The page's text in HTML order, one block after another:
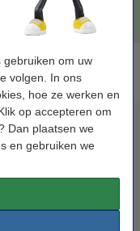
gebruiken om uw
volgen. In ons
hoe ze werken en
op accepteren om
Dan plaatsen we
en gebruiken we